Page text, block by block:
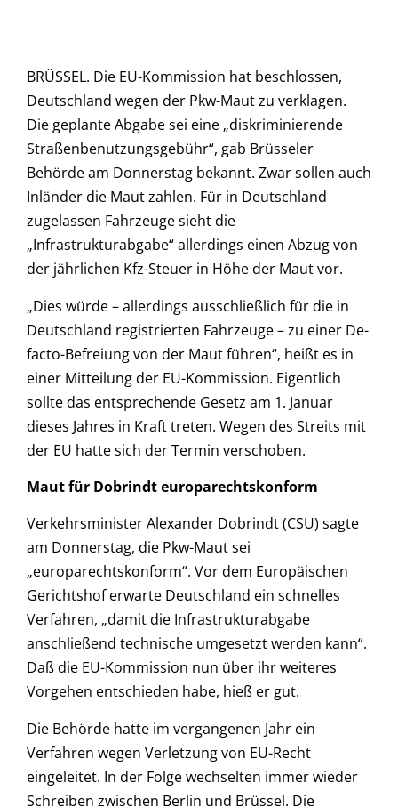
BRÜSSEL. Die EU-Kommission hat beschlossen,
Deutschland wegen der Pkw-Maut zu verklagen.
Die geplante Abgabe sei eine „diskriminierende
Straßenbenutzungsgebühr“, gab Brüsseler
Behörde am Donnerstag bekannt. Zwar sollen auch
Inländer die Maut zahlen. Für in Deutschland
zugelassen Fahrzeuge sieht die
„Infrastrukturabgabe“ allerdings einen Abzug von
der jährlichen Kfz-Steuer in Höhe der Maut vor.
„Dies würde – allerdings ausschließlich für die in
Deutschland registrierten Fahrzeuge – zu einer De-
facto-Befreiung von der Maut führen“, heißt es in
einer Mitteilung der EU-Kommission. Eigentlich
sollte das entsprechende Gesetz am 1. Januar
dieses Jahres in Kraft treten. Wegen des Streits mit
der EU hatte sich der Termin verschoben.
Maut für Dobrindt europarechtskonform
Verkehrsminister Alexander Dobrindt (CSU) sagte
am Donnerstag, die Pkw-Maut sei
„europarechtskonform“. Vor dem Europäischen
Gerichtshof erwarte Deutschland ein schnelles
Verfahren, „damit die Infrastrukturabgabe
anschließend technische umgesetzt werden kann“.
Daß die EU-Kommission nun über ihr weiteres
Vorgehen entschieden habe, hieß er gut.
Die Behörde hatte im vergangenen Jahr ein
Verfahren wegen Verletzung von EU-Recht
eingeleitet. In der Folge wechselten immer wieder
Schreiben zwischen Berlin und Brüssel. Die